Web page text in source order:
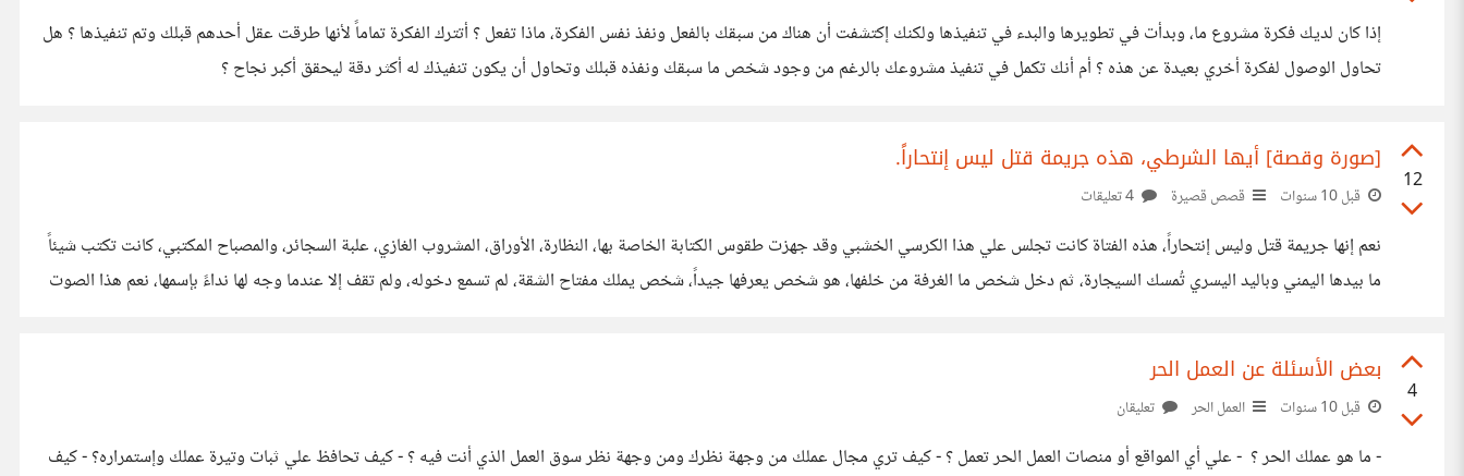
إذا كان لديك فكرة مشروع ما، وبدأت في تطويرها والبدء في تنفيذها ولكنك إكتشفت أن هناك من سبقك بالفعل ونفذ نفس الفكرة، ماذا تفعل ؟ أتترك الفكرة تماماً لأنها طرقت عقل أحدهم قبلك وتم تنفيذها ؟ هل
تحاول الوصول لفكرة أخري بعيدة عن هذه ؟ أم أنك تكمل في تنفيذ مشروعك بالرغم من وجود شخص ما سبقك ونفذه قبلك وتحاول أن يكون تنفيذك له أكثر دقة ليحقق أكبر نجاح ؟
12
[صورة وقصة] أيها الشرطي، هذه جريمة قتل ليس إنتحاراً.
قبل 10 سنوات قصص قصيرة
نعم إنها جريمة قتل وليس إنتحاراً، هذه الفتاة كانت تجلس علي هذا الكرسي الخشبي وقد جهزت طقوس الكتابة الخاصة بها، النظارة، الأوراق، المشروب الغازي، علبة السجائر، والمصباح المكتبي، كانت تكتب شيئاً
ما بيدها اليمني وباليد اليسري تُمسك السيجارة، ثم دخل شخص ما الغرفة من خلفها، هو شخص يعرفها جيداً، شخص يملك مفتاح الشقة، لم تسمع دخوله، ولم تقف إلا عندما وجه لها نداءً بإسمها، نعم هذا الصوت
4
بعض الأسئلة عن العمل الحر
قبل 10 سنوات العمل الحر تعليقان
- ما هو عملك الحر ؟ - علي أي المواقع أو منصات العمل الحر تعمل ؟ - كيف تري مجال عملك من وجهة نظرك ومن وجهة نظر سوق العمل الذي أنت فيه ؟ - كيف تحافظ علي ثبات وتيرة عملك وإستمراره؟ - كيف